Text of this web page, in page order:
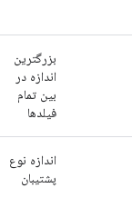
بزرگترین
اندازه در
بین تمام
فیلدها
اندازه نوع
پشتیبان